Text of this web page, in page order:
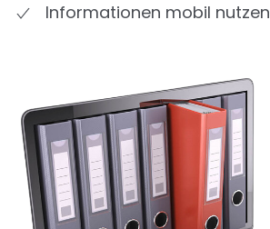
Informationen mobil nutzen